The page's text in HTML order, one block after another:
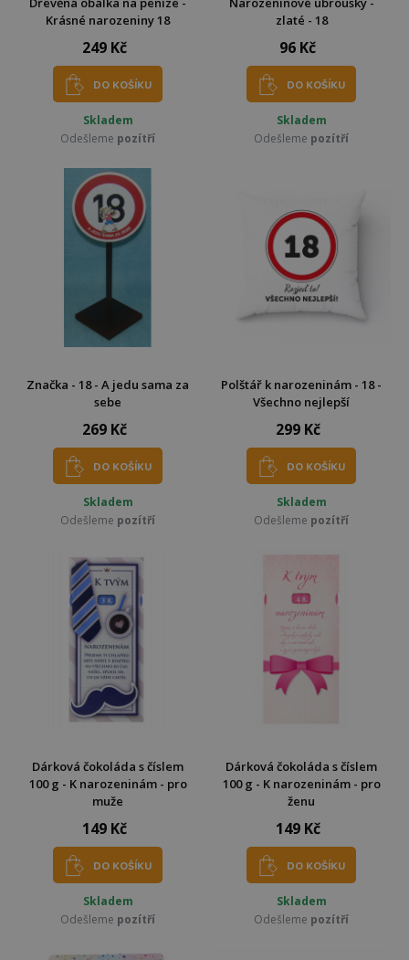
Krásné narozeniny 18
249 Kč
DO KOŠÍKU
Skladem
Odešleme pozítří
zlaté - 18
96 Kč
DO KOŠÍKU
Skladem
Odešleme pozítří
Značka - 18 - A jedu sama za
sebe
269 Kč
DO KOŠÍKU
Skladem
Odešleme pozítří
Polštář k narozeninám - 18 -
Všechno nejlepší
299 Kč
DO KOŠÍKU
Skladem
Odešleme pozítří
Dárková čokoláda s číslem
100 g - K narozeninám - pro
muže
149 Kč
DO KOŠÍKU
Skladem
Odešleme pozítří
Dárková čokoláda s číslem
100 g - K narozeninám - pro
ženu
149 Kč
DO KOŠÍKU
Skladem
Odešleme pozítří